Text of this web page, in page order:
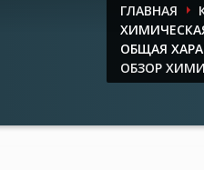
ГЛАВНАЯ
ОБЩАЯ
ОБЗОР